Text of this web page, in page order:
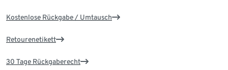
Kostenlose Rückgabe / Umtausch
Retourenetikett
30 Tage Rückgaberecht